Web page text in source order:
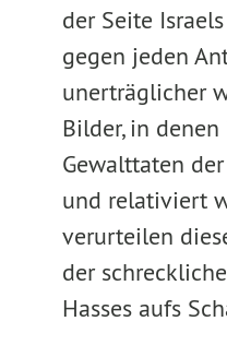
der Seite
gegen jeden
unerträglicher
Bilder, in
Gewalttaten
und relativiert
verurteilen
der
Hasses aufs